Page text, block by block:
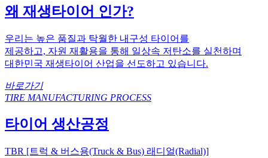
왜 재생타이어 인가?
우리는 높은 품질과 탁월한 내구성 타이어를
제공하고, 자원 재활용을 통해 일상속 저탄소를 실천하며
대한민국 재생타이어 산업을 선도하고 있습니다.
바로가기
TIRE MANUFACTURING PROCESS
타이어 생산공정
TBR [트럭 & 버스용(Truck & Bus) 래디얼(Radial)]